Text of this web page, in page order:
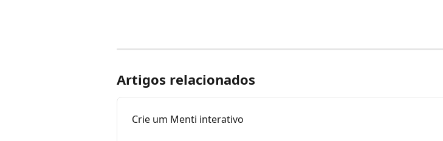
Artigos relacionados
Crie um Menti interativo